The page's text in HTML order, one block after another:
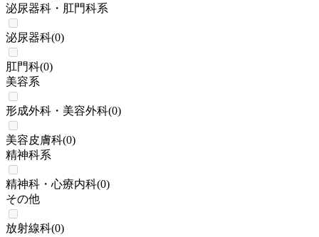
泌尿器科・肛門科系
泌尿器科(0)
肛門科(0)
美容系
形成外科・美容外科(0)
美容皮膚科(0)
精神科系
精神科・心療内科(0)
その他
放射線科(0)